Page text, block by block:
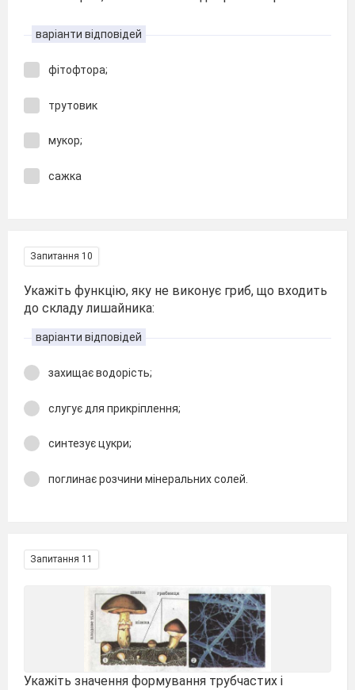
варіанти відповідей
фітофтора;
трутовик
мукор;
сажка
Запитання 10
Укажіть функцію, яку не виконує гриб, що входить
до складу лишайника:
варіанти відповідей
захищає водорість;
слугує для прикріплення;
синтезує цукри;
поглинає розчини мінеральних солей.
Запитання 11
Укажіть значення формування трубчастих і